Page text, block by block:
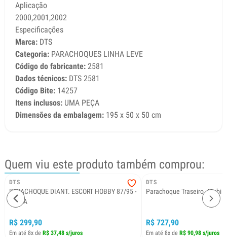
Aplicação
2000,2001,2002
Especificações
Marca: DTS
Categoria: PARACHOQUES LINHA LEVE
Código do fabricante: 2581
Dados técnicos: DTS 2581
Código Bite: 14257
Itens inclusos: UMA PEÇA
Dimensões da embalagem: 195 x 50 x 50 cm
Quem viu este produto também comprou:
DTS
PARACHOQUE DIANT. ESCORT HOBBY 87/95 -
CINZA
R$ 299,90
Em até 8x de R$ 37,48 s/juros
DTS
Parachoque Traseiro. Mobi
R$ 727,90
Em até 8x de R$ 90,98 s/juros